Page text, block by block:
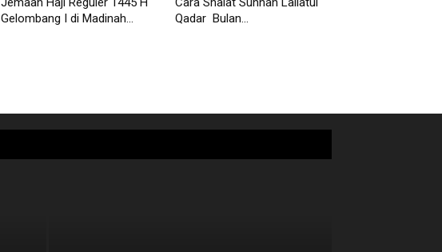
Gelombang I di Madinah...
Qadar Bulan...